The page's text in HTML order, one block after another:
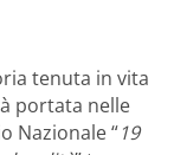
tenuta in vita
portata nelle
Nazionale “19